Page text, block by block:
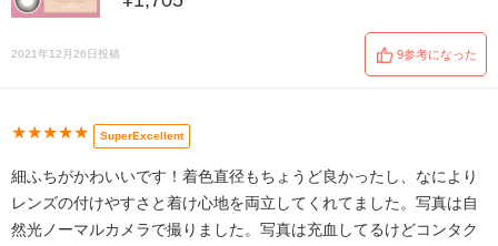
2021年12月26日投稿 9参考になった
★★★★★ SuperExcellent
細ふちがかわいいです！着色直径もちょうど良かったし、なにより
レンズの付けやすさと着け心地を両立してくれてました。写真は自
然光ノーマルカメラで撮りました。写真は充血してるけどコンタク